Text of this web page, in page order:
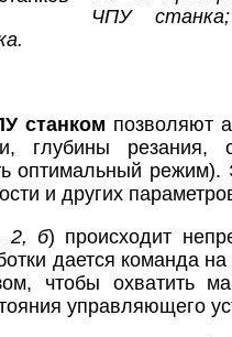
ЧПУ
станком позволяют
глубины
оптимальный
и других
2, б) происходит
дается команда
чтобы охватить
управляющего